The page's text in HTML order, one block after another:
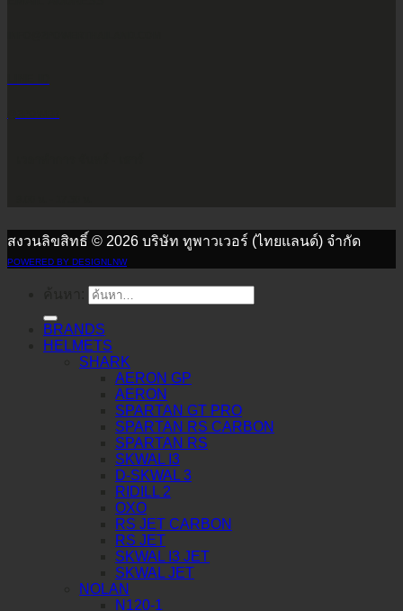
สงวนลิขสิทธิ์ © 2026 บริษัท ทูพาวเวอร์ (ไทยแลนด์) จำกัด
POWERED BY DESIGNLNW
BRANDS
HELMETS
SHARK
AERON GP
AERON
SPARTAN GT PRO
SPARTAN RS CARBON
SPARTAN RS
SKWAL I3
D-SKWAL 3
RIDILL 2
OXO
RS JET CARBON
RS JET
SKWAL I3 JET
SKWAL JET
NOLAN
N120-1